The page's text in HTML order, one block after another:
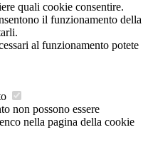
quali cookie consentire.
il funzionamento della
al funzionamento potete
non possono essere
nella pagina della cookie